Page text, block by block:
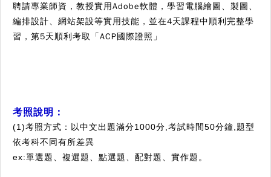
聘請專業師資，教授實用Adobe軟體，學習電腦繪圖、製圖、
編排設計、網站架設等實用技能，並在4天課程中順利完整學
習 ，第5天順利考取 「ACP國際證照 」
考照說明：
(1)考照方式：以中文出題滿分1000分, 考試時間50分鐘, 題型
依考科不同有所差異
ex:單選題
、複選題 、點選題 、配對題、實作題 。